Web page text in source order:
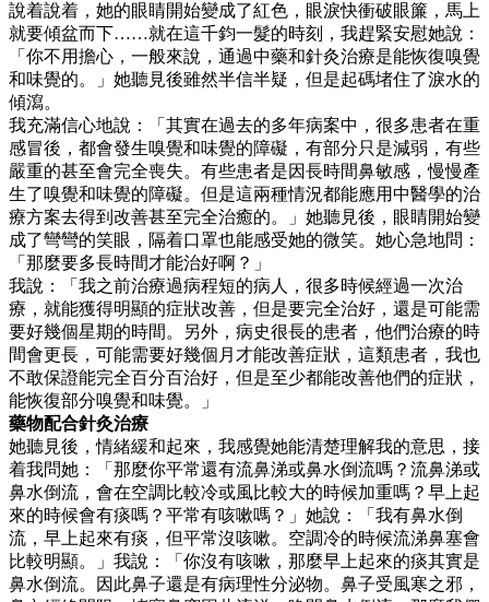
說着說着，她的眼睛開始變成了紅色，眼淚快衝破眼簾，馬上
就要傾盆而下……就在這千鈞一髮的時刻，我趕緊安慰她說：
「你不用擔心，一般來說，通過中藥和針灸治療是能恢復嗅覺
和味覺的。」她聽見後雖然半信半疑，但是起碼堵住了淚水的
傾瀉。
我充滿信心地說：「其實在過去的多年病案中，很多患者在重
感冒後，都會發生嗅覺和味覺的障礙，有部分只是減弱，有些
嚴重的甚至會完全喪失。有些患者是因長時間鼻敏感，慢慢產
生了嗅覺和味覺的障礙。但是這兩種情況都能應用中醫學的治
療方案去得到改善甚至完全治癒的。」她聽見後，眼睛開始變
成了彎彎的笑眼，隔着口罩也能感受她的微笑。她心急地問：
「那麼要多長時間才能治好啊？」
我說：「我之前治療過病程短的病人，很多時候經過一次治
療，就能獲得明顯的症狀改善，但是要完全治好，還是可能需
要好幾個星期的時間。另外，病史很長的患者，他們治療的時
間會更長，可能需要好幾個月才能改善症狀，這類患者，我也
不敢保證能完全百分百治好，但是至少都能改善他們的症狀，
能恢復部分嗅覺和味覺。」
藥物配合針灸治療
她聽見後，情緒緩和起來，我感覺她能清楚理解我的意思，接
着我問她：「那麼你平常還有流鼻涕或鼻水倒流嗎？流鼻涕或
鼻水倒流，會在空調比較冷或風比較大的時候加重嗎？早上起
來的時候會有痰嗎？平常有咳嗽嗎？」她說：「我有鼻水倒
流，早上起來有痰，但平常沒咳嗽。空調冷的時候流涕鼻塞會
比較明顯。」我說：「你沒有咳嗽，那麼早上起來的痰其實是
鼻水倒流。因此鼻子還是有病理性分泌物。鼻子受風寒之邪，